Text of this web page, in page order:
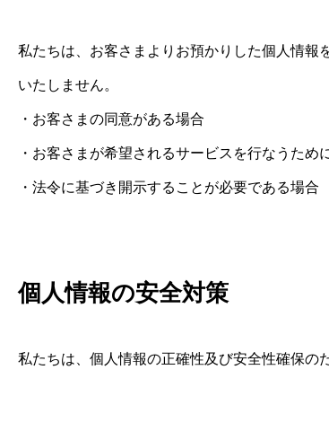
私たちは、お客さまよりお預かりした個人情報
いたしません。
・お客さまの同意がある場合
・お客さまが希望されるサービスを行なうた
・法令に基づき開示することが必要である場合
個人情報の安全対策
私たちは、個人情報の正確性及び安全性確保の